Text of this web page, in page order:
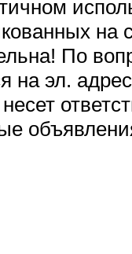
на
По
на эл.